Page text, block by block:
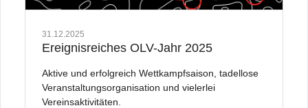
31.12.2025
Ereignisreiches OLV-Jahr 2025
Aktive und erfolgreich Wettkampfsaison, tadellose
Veranstaltungsorganisation und vielerlei
Vereinsaktivitäten.